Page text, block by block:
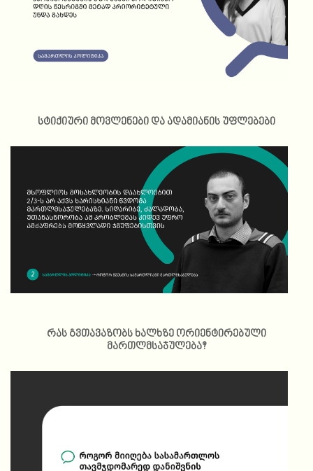
სტიქიური მოვლენები და ადამიანის უფლებები
რას გვთავაზობს ხალხზე ორიენტირებული
მართლმსაჯულება?